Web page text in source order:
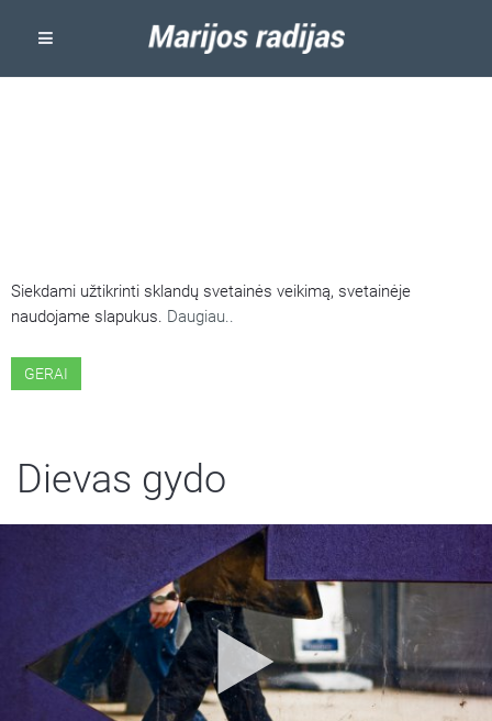
Siekdami užtikrinti sklandų svetainės veikimą, svetainėje
naudojame slapukus. Daugiau..
GERAI
Dievas gydo